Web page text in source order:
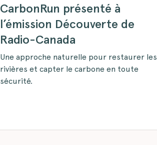
CarbonRun présenté à
l’émission Découverte de
Radio-Canada
Une approche naturelle pour restaurer les
rivières et capter le carbone en toute
sécurité.